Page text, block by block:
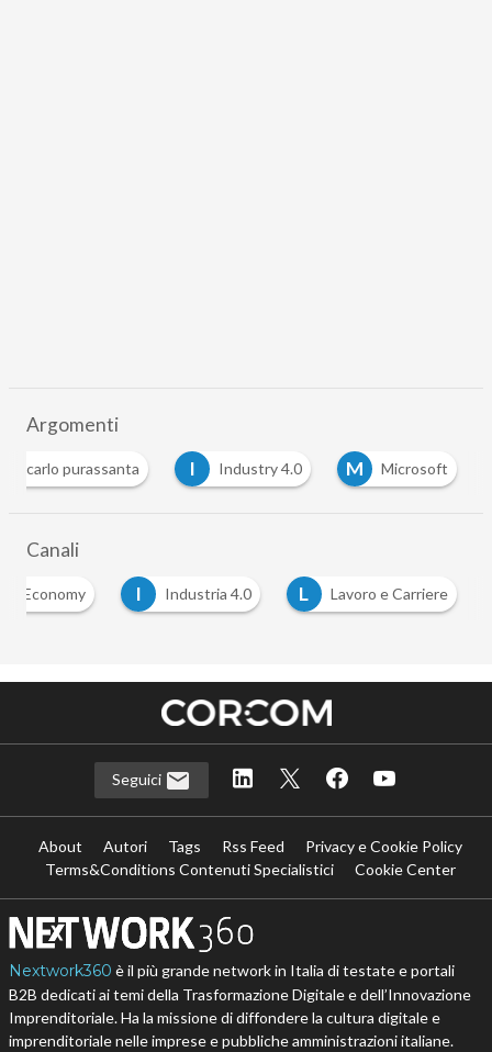
Argomenti
carlo purassanta I Industry 4.0 M Microsoft
Canali
Economy I Industria 4.0 L Lavoro e Carriere
Seguici
About Autori Tags Rss Feed
Privacy e Cookie Policy
Terms&Conditions Contenuti Specialistici
Cookie Center
Nextwork360 è il più grande network in Italia di testate e portali
B2B dedicati ai temi della Trasformazione Digitale e dell’Innovazione
Imprenditoriale. Ha la missione di diffondere la cultura digitale e
imprenditoriale nelle imprese e pubbliche amministrazioni italiane.